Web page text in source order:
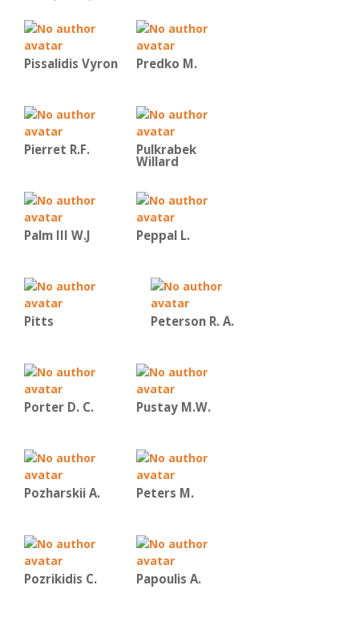
Pissalidis Vyron Predko Μ.
Pierret R.F. Pulkrabek
Willard
Palm III W.J Peppal L.
Pitts Peterson R. A.
Porter D. C. Pustay M.W.
Pozharskii A. Peters M.
Pozrikidis C. Papoulis A.